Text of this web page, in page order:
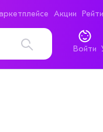
Акции
Войти